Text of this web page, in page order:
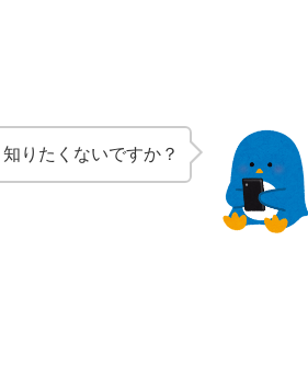
りたくないですか？